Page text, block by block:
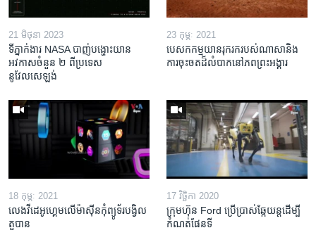
21 មិថុនា 2023
ទីភ្នាក់ងារ NASA បាញ់​បង្ហោះ​យាន​
អវកាសចំនួន​ ២ ពី​ប្រទេស​
នូវែលសេឡង់ ​
23 កុម្ភៈ 2021
បេសកកម្ម​​​យានរុករក​របស់​ណាសា​និង​
ការ​ចុះចត​ដ៏​លំបាក​នៅ​ភព​ព្រះអង្គារ
18 កុម្ភៈ 2021
លេង​វីដេអូ​ហ្គេម​លើ​ម៉ាស៊ីន​កុំព្យូទ័រ​បង្វិល​
តួបាន
17 វិច្ឆិកា 2020
ក្រុមហ៊ុន Ford ប្រើប្រាស់ឆ្កែយន្តដើម្បី
កំណត់ផែនទី